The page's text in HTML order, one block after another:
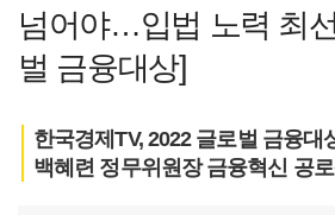
넘어야…입법 노력 최
벌 금융대상]
한국경제TV, 2022 글로벌 금융대
백혜련 정무위원장 금융혁신 공